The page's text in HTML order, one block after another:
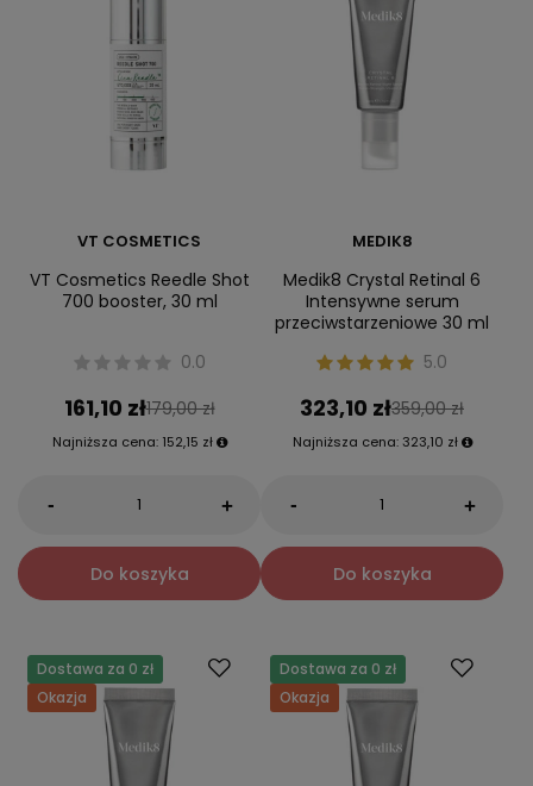
VT COSMETICS
VT Cosmetics Reedle Shot
700 booster, 30 ml
0.0
161,10 zł179,00 zł
Najniższa cena: 152,15 zł
- +
Do koszyka
MEDIK8
Medik8 Crystal Retinal 6
Intensywne serum
przeciwstarzeniowe 30 ml
5.0
323,10 zł359,00 zł
Najniższa cena: 323,10 zł
- +
Do koszyka
Dostawa za 0 zł
Okazja
Dostawa za 0 zł
Okazja